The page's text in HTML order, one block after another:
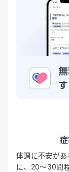
体調に不安が
に、20〜30問